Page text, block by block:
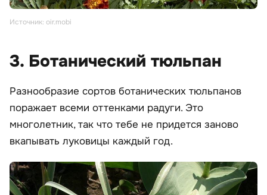
Источник: oir.mobi
3. Ботанический тюльпан
Разнообразие сортов ботанических тюльпанов
поражает всеми оттенками радуги. Это
многолетник, так что тебе не придется заново
вкапывать луковицы каждый год.